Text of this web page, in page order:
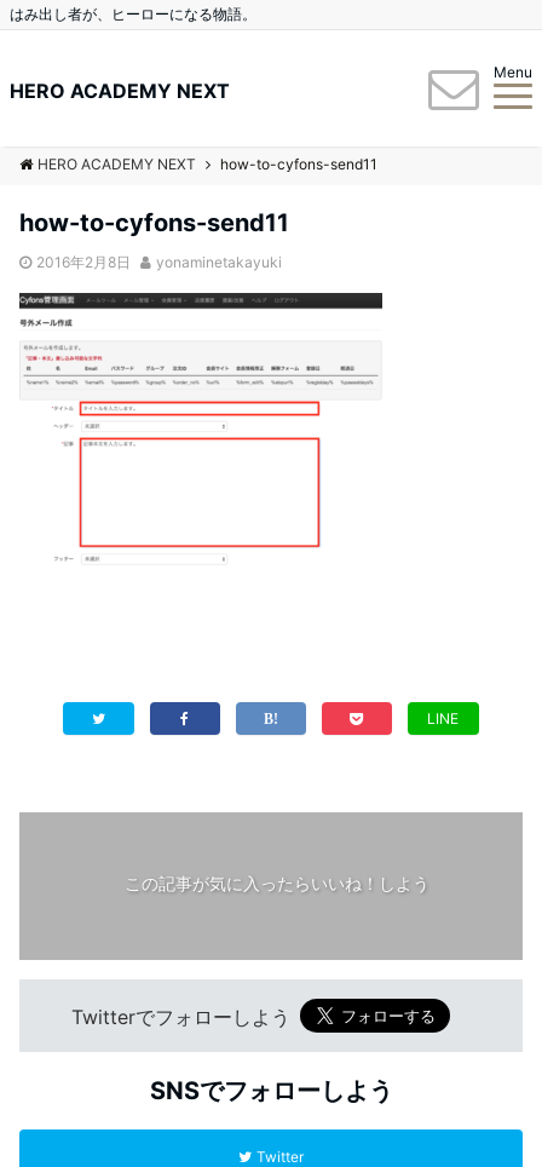
はみ出し者が、ヒーローになる物語。
HERO ACADEMY NEXT
Menu
HERO ACADEMY NEXT how-to-cyfons-send11
how-to-cyfons-send11
2016年2月8日 yonaminetakayuki
LINE
この記事が気に入ったらいいね！しよう
Twitterでフォローしよう
SNSでフォローしよう
Twitter